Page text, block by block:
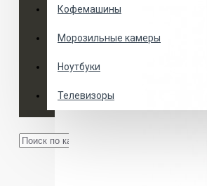
Кофемашины
Морозильные камеры
Ноутбуки
Телевизоры